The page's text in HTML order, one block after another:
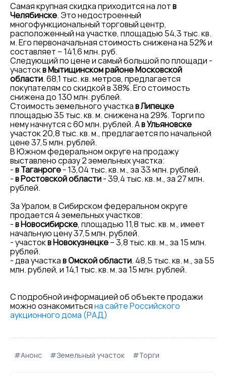
Самая крупная скидка приходится на лотв
Челябинске. Это недостроенный
многофункциональный торговый центр,
расположенный на участке, площадью 54,3 тыс. кв.
м. Его первоначальная стоимость снижена на 52% и
составляет – 141,6 млн. руб.
Следующий по цене и самый большой по площади -
участокв Мытищинском районе Московской
области. 68,1 тыс. кв. метров, предлагается
покупателям со скидкой в 38%. Его стоимость
снижена до 130 млн. рублей.
Стоимость земельного участкав Липецке
площадью 35 тыс. кв. м. снижена на 29%. Торги по
нему начнутся с 60 млн. рублей. Ав Ульяновске
участок 20,8 тыс. кв. м., предлагается по начальной
цене 37,5 млн. рублей.
В Южном федеральном округе на продажу
выставлено сразу 2 земельных участка:
-в Таганроге- 13,04 тыс. кв. м., за 33 млн. рублей.
-в Ростовской области- 39,4 тыс. кв. м., за 27 млн.
рублей.
За Уралом, в Сибирском федеральном округе
продается 4 земельных участков:
-в Новосибирске, площадью 11,8 тыс. кв. м., имеет
начальную цену 37,5 млн. рублей.
- участокв Новокузнецке– 3,8 тыс. кв. м., за 15 млн.
рублей.
- два участкав Омской области. 48,5 тыс. кв. м., за 55
млн. рублей, и 14,1 тыс. кв. м. за 15 млн. рублей.
С подробной информацией об объекте продажи
можно ознакомитьсяна сайте Российского
аукционного дома (РАД)
#Анонс #Земельный участок #Торги